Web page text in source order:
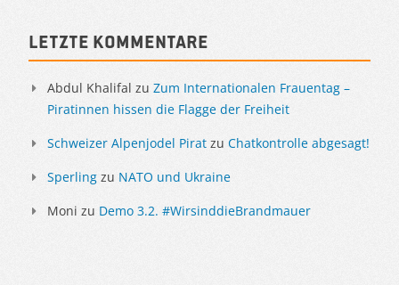
Sidebar
Letzte Kommentare
Abdul Khalifal zu Zum Internationalen Frauentag –
Piratinnen hissen die Flagge der Freiheit
Schweizer Alpenjodel Pirat zu Chatkontrolle abgesagt!
Sperling zu NATO und Ukraine
Moni zu Demo 3.2. #WirsinddieBrandmauer